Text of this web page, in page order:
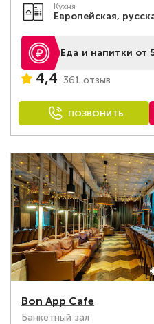
Кухня
Европейская,
Еда и напитки от
4,4 361 отзыв
ПОЗВОНИТЬ
Bon App Cafe
Банкетный зал